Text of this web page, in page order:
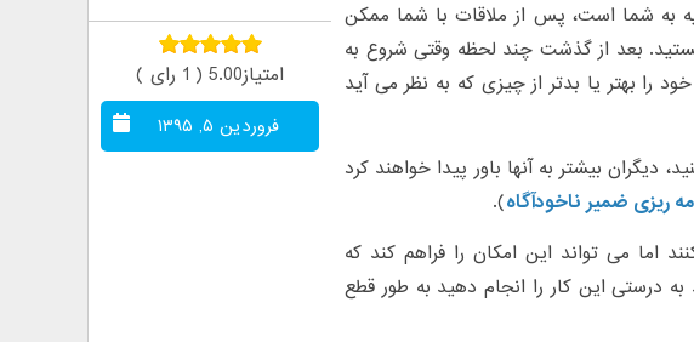
امتیاز5.00 ( 1 رای )
فروردین ۵, ۱۳۹۵
شما است، پس از ملاقات با شما ممکن
بعد از گذشت چند لحظه وقتی شروع به
را بهتر یا بدتر از چیزی که به نظر می آید
دیگران بیشتر به آنها باور پیدا خواهند کرد
ریزی ضمیر ناخودآگاه).
اما می تواند این امکان را فراهم کند که
درستی این کار را انجام دهید به طور قطع